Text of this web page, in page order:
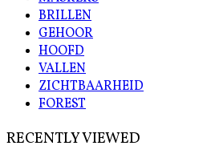
BRILLEN
GEHOOR
HOOFD
VALLEN
ZICHTBAARHEID
FOREST
RECENTLY VIEWED